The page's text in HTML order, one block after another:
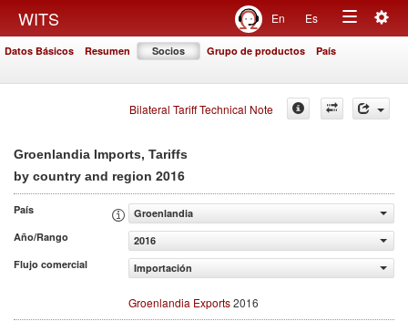
WITS En Es
Toggle
Datos Básicos Resumen Socios Grupo de productos País
Bilateral Tariff Technical Note
Groenlandia Imports, Tariffs
by country and region 2016
País
Groenlandia
Año/Rango
2016
Flujo comercial
Importación
Groenlandia Exports2016